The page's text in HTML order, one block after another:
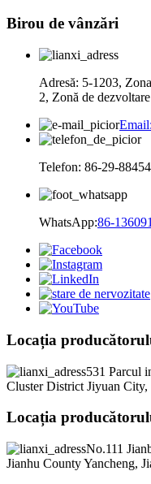
Birou de vânzări
Adresă: 5-1203,
2, Zonă de
Telefon: 86-29-
WhatsApp:86-
Locația
531 Parcul
Cluster District Jiyuan
Locația
No.111
Jianhu County Yancheng,